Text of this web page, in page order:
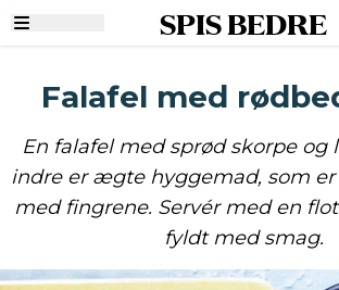
SPIS BEDRE
Falafel med
En falafel med sprød skorpe
indre er ægte hyggemad, som
med fingrene. Servér med en
fyldt med smag.